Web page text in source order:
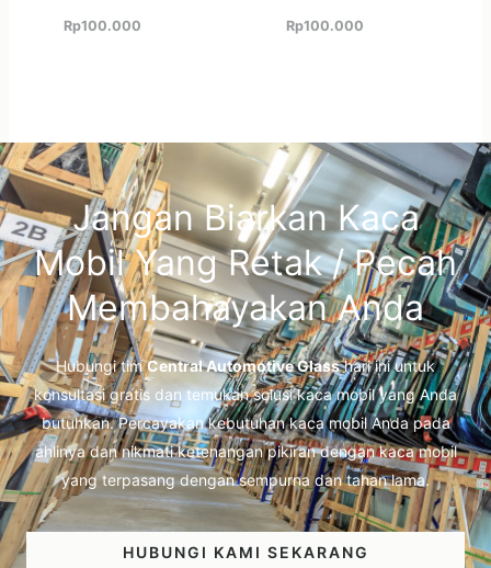
Rp100.000 Rp100.000
Jangan Biarkan Kaca
Mobil Yang Retak / Pecah
Membahayakan Anda
Hubungi timCentral Automotive Glasshari ini untuk
konsultasi gratis dan temukan solusi kaca mobil yang Anda
butuhkan. Percayakan kebutuhan kaca mobil Anda pada
ahlinya dan nikmati ketenangan pikiran dengan kaca mobil
yang terpasang dengan sempurna dan tahan lama.
HUBUNGI KAMI SEKARANG